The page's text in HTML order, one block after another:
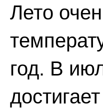
Лето
год. В